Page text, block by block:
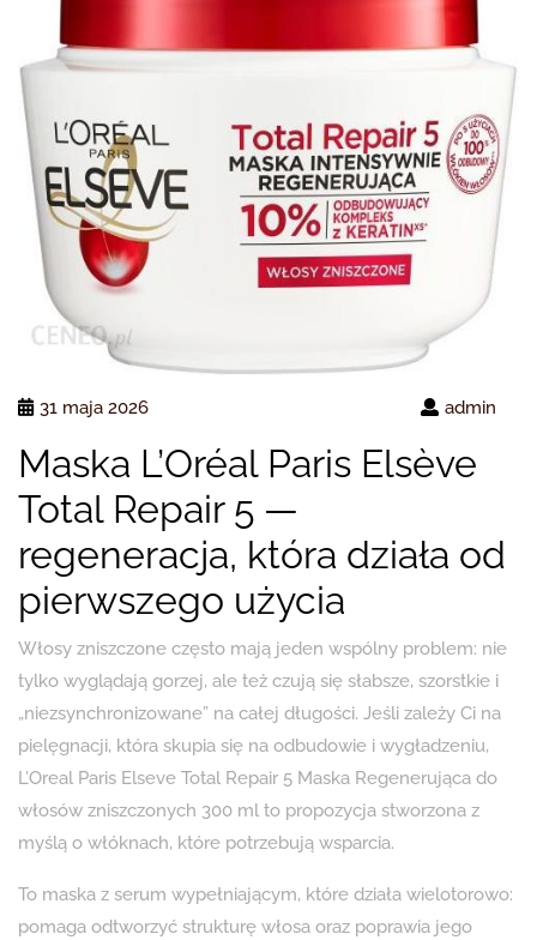
31 maja 2026 admin
Maska L’Oréal Paris Elsève
Total Repair 5 —
regeneracja, która działa od
pierwszego użycia
Włosy zniszczone często mają jeden wspólny problem: nie
tylko wyglądają gorzej, ale też czują się słabsze, szorstkie i
„niezsynchronizowane” na całej długości. Jeśli zależy Ci na
pielęgnacji, która skupia się na odbudowie i wygładzeniu,
L’Oreal Paris Elseve Total Repair 5 Maska Regenerująca do
włosów zniszczonych 300 ml to propozycja stworzona z
myślą o włóknach, które potrzebują wsparcia.
To maska z serum wypełniającym, które działa wielotorowo:
pomaga odtworzyć strukturę włosa oraz poprawia jego